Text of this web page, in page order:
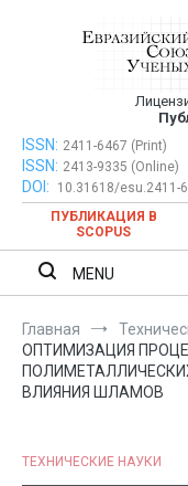
Евразийский Союз
ISSN: 2411-6467 (Print)
ISSN: 2413-9335 (Online)
DOI:
10.31618/esu.2411-
ПУБЛИКАЦИЯ В
SCOPUS
MENU
Главная
ОПТИМИЗАЦИЯ
ВЛИЯНИЯ ШЛАМОВ
ТЕХНИЧЕСКИЕ НАУКИ